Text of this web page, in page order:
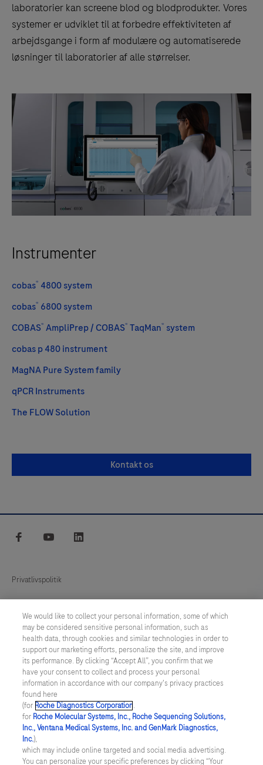
laboratorier kan screene blod og blodprodukter. Vores
systemer er udviklet til at forbedre effektiviteten af
arbejdsgange i form af modulære og automatiserede
løsninger til laboratorier af alle størrelser.
Instrumenter
cobas® 4800 system
cobas® 6800 system
COBAS® AmpliPrep / COBAS® TaqMan® system
cobas p 480 instrument
MagNA Pure System family
qPCR Instruments
The FLOW Solution
Kontakt os
facebook youtube
Privatlivspolitik
Custom Biotech / Bio Industry
DENMARK/ Dansk
© 2026 F. Hoffmann-La Roche Ltd
Sidst opdateret: 07.08.2026
Dette website indeholder informationer vedr. produkter, der retter
sig mod et bredt publikum, og kan indeholde produktdetaljer eller
We would like to collect your personal information, some of which
may be considered sensitive personal information, such as
health data, through cookies and similar technologies in order to
support our marketing efforts, personalize the site, and improve
its performance. By clicking “Accept All”, you confirm that we
have your consent to collect and process your personal
information in accordance with our company's privacy practices
found here
(for Roche Diagnostics Corporation.
for Roche Molecular Systems, Inc., Roche Sequencing Solutions,
Inc., Ventana Medical Systems, Inc. and GenMark Diagnostics,
Inc.),
which may include online targeted and social media advertising.
You can personalize your specific preferences by clicking “Your